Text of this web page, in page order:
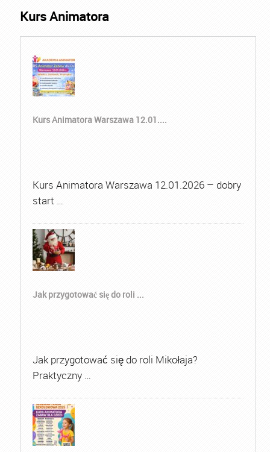
Kurs Animatora
Kurs Animatora Warszawa 12.01....
Kurs Animatora Warszawa 12.01.2026 – dobry
start …
Jak przygotować się do roli ...
Jak przygotować się do roli Mikołaja?
Praktyczny …